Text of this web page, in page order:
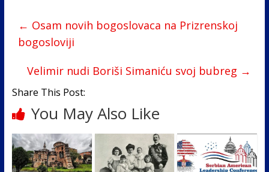
b
o
k
er e e
← Osam novih bogoslovaca na Prizrenskoj
bogosloviji
Velimir nudi Boriši Simaniću svoj bubreg →
Share This Post:
You May Also Like